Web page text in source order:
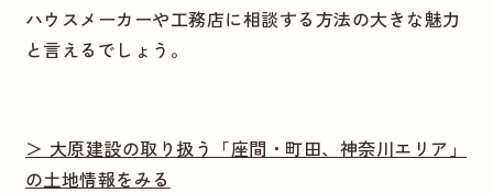
ハウスメーカーや工務店に相談する方法の大きな魅力
と言えるでしょう。
＞ 大原建設の取り扱う「座間・町田、神奈川エリア」
の土地情報をみる